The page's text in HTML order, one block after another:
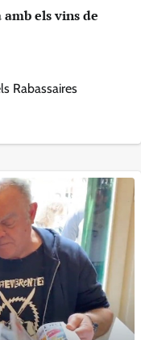
els vins de
Rabassaires